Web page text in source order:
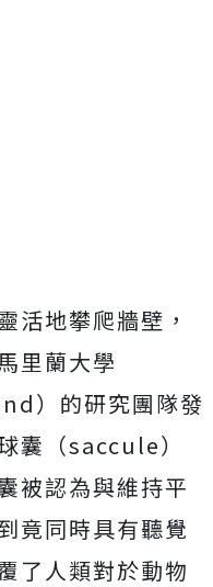
活地攀爬牆壁，
里蘭大學
）的研究團隊發
囊（saccule）
被認為與維持平
竟同時具有聽覺
了人類對於動物